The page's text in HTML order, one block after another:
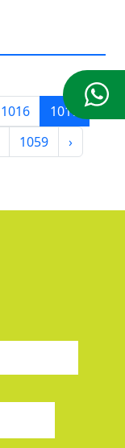
1016
1017
1059 ›